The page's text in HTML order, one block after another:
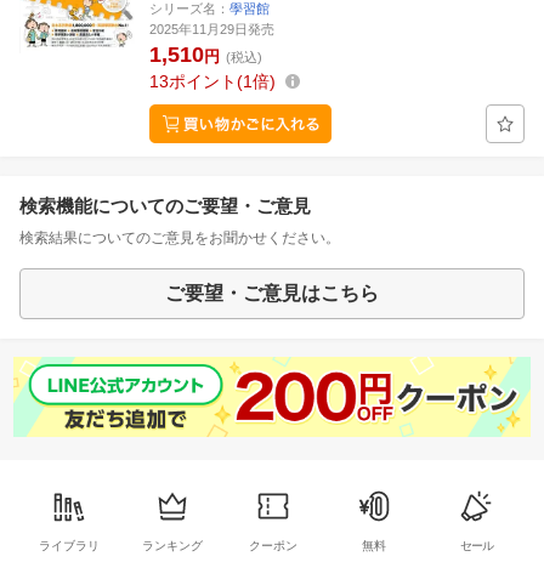
シリーズ名： 學習館
2025年11月29日発売
1,510円 (税込)
13ポイント 1倍
検索機能についてのご要望・ご意見
検索結果についてのご意見をお聞かせください。
ご要望・ご意見はこちら
ライブラリ ランキング クーポン 無料 セール